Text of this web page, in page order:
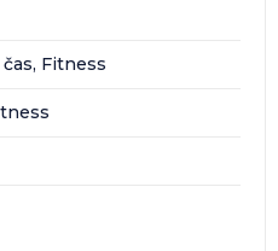
Fitness